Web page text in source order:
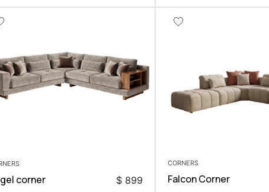
CORNERS
Falcon Corner
corner 899
$